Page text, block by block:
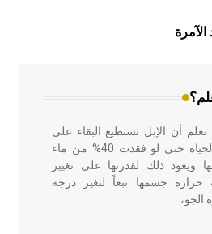
الآمرة
أن الأبلق نوع من الفنون
التي ارتبطت بالعمارة الإسلامية
الشام ومصر خاصة، حيث يحرص
أن الإبل تستطيع البقاء على
قيد الحياة حتى لو فقدت 40% من ماء
ويعود ذلك لقدرتها على تغيير
حرارة جسمها تبعاً لتغير درجة
الجو،